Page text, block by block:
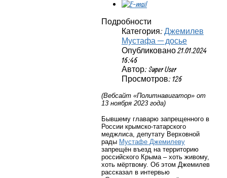
Подробности
Категория: Джемилев
Мустафа — досье
Опубликовано 21.01.2024
16:46
Автор: Super User
Просмотров: 126
(Вебсайт «Политнавигатор» от
13 ноября 2023 года)
Бывшему главарю запрещенного в
России крымско-татарского
меджлиса, депутату Верховной
рады Мустафе Джемилеву
запрещён въезд на территорию
российского Крыма – хоть живому,
хоть мёртвому. Об этом Джемилев
рассказал в интервью